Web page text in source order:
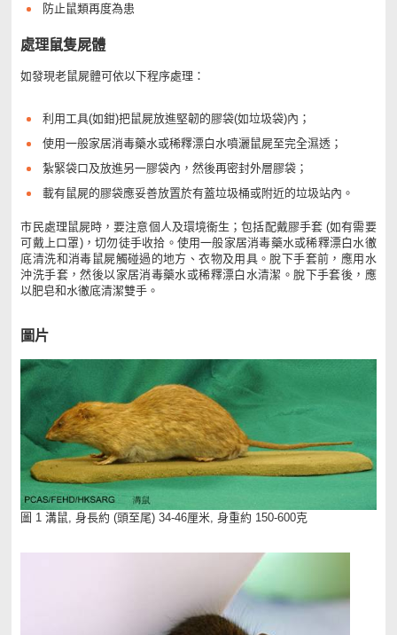
防止鼠類再度為患
處理鼠隻屍體
如發現老鼠屍體可依以下程序處理：
利用工具(如鉗)把鼠屍放進堅韌的膠袋(如垃圾袋)內；
使用一般家居消毒藥水或稀釋漂白水噴灑鼠屍至完全濕透；
紮緊袋口及放進另一膠袋內，然後再密封外層膠袋；
載有鼠屍的膠袋應妥善放置於有蓋垃圾桶或附近的垃圾站內。
市民處理鼠屍時，要注意個人及環境衞生；包括配戴膠手套 (如有需要
可戴上口罩)，切勿徒手收拾。使用一般家居消毒藥水或稀釋漂白水徹
底清洗和消毒鼠屍觸碰過的地方、衣物及用具。脫下手套前，應用水
沖洗手套，然後以家居消毒藥水或稀釋漂白水清潔。脫下手套後，應
以肥皂和水徹底清潔雙手。
圖片
圖 1 溝鼠, 身長約 (頭至尾) 34-46厘米, 身重約 150-600克